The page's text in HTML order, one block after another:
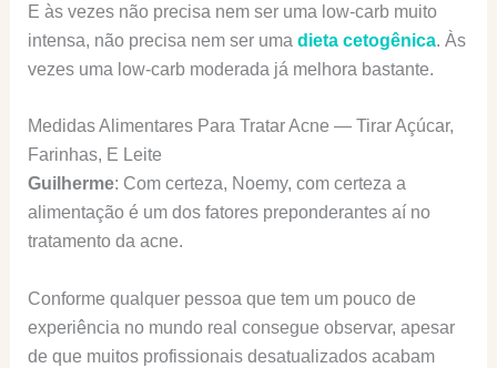
E às vezes não precisa nem ser uma low-carb muito
intensa, não precisa nem ser uma dieta cetogênica. Às
vezes uma low-carb moderada já melhora bastante.
Medidas Alimentares Para Tratar Acne — Tirar Açúcar,
Farinhas, E Leite
Guilherme: Com certeza, Noemy, com certeza a
alimentação é um dos fatores preponderantes aí no
tratamento da acne.
Conforme qualquer pessoa que tem um pouco de
experiência no mundo real consegue observar, apesar
de que muitos profissionais desatualizados acabam